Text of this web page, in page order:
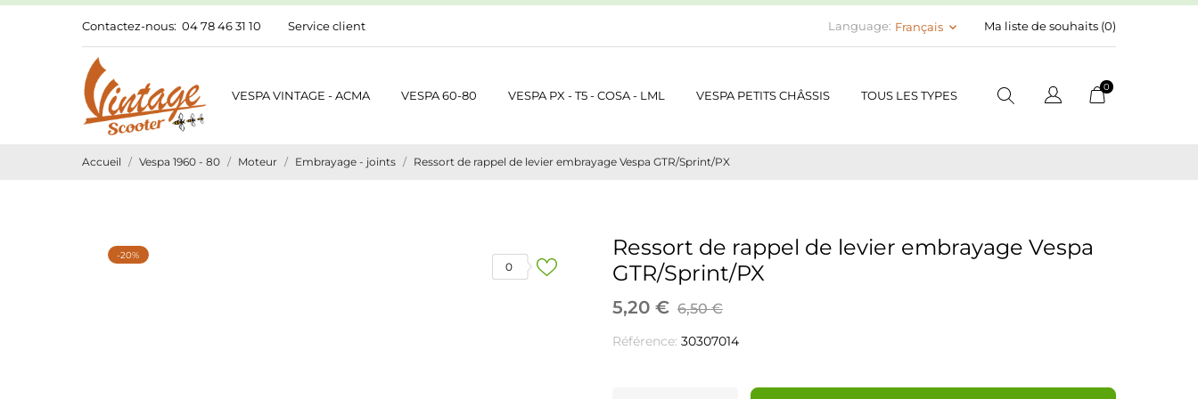
Contactez-nous: 04 78 46 31 10 Service client Language: Français keyboard_arrow_down Ma liste de souhaits (0)
VESPA VINTAGE - ACMA VESPA 60-80 VESPA PX - T5 - COSA - LML VESPA PETITS CHÂSSIS TOUS LES TYPES
0
Accueil Vespa 1960 - 80 Moteur Embrayage - joints Ressort de rappel de levier embrayage Vespa GTR/Sprint/PX
0
-20%
Ressort de rappel de levier embrayage Vespa
GTR/Sprint/PX
5,20 € 6,50 €
Référence: 30307014